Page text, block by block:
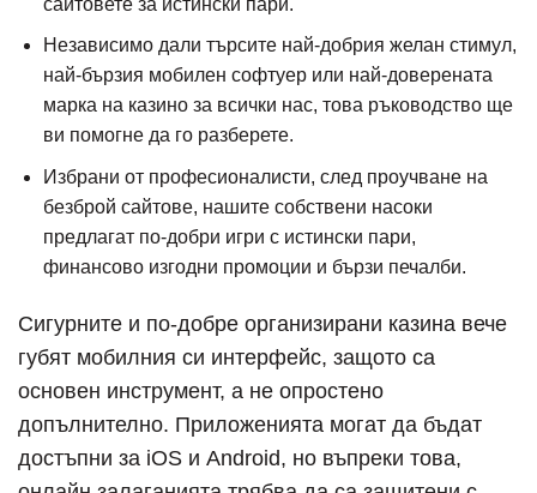
Независимо дали търсите най-добрия желан стимул,
най-бързия мобилен софтуер или най-доверената
марка на казино за всички нас, това ръководство ще
ви помогне да го разберете.
Избрани от професионалисти, след проучване на
безброй сайтове, нашите собствени насоки
предлагат по-добри игри с истински пари,
финансово изгодни промоции и бързи печалби.
Сигурните и по-добре организирани казина вече
губят мобилния си интерфейс, защото са
основен инструмент, а не опростено
допълнително. Приложенията могат да бъдат
достъпни за iOS и Android, но въпреки това,